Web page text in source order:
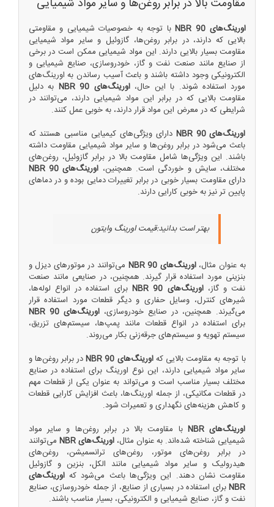
مقاومت بالا در برابر روغن‌ها و سایر مواد شیمیایی
اورینگ‌های NBR 90
با توجه به خصوصیات شیمیایی و مقاومتی
بالایی که دارند، در برابر روغن‌ها، گازوئیل و سایر مواد شیمیایی
مقاومت بسیار بالایی دارند. این مواد شیمیایی ممکن است در برخی
از صنایع مانند صنعت نفت و گاز، خودروسازی، صنایع شیمیایی و
الکترونیکی وجود داشته باشند و باعث آسیب رساندن به اورینگ‌های
مورد استفاده شوند. با این حال،اورینگ‌های NBR 90
به دلیل
مقاومت بالایی که در برابر این مواد شیمیایی دارند، می‌توانند در
شرایطی که در معرض این مواد قرار دارند، به خوبی عمل کنند.
اورینگ‌های NBR 90
دارای ویژگی‌های کیمیایی مناسبی هستند که
باعث می‌شود در برابر روغن‌ها و سایر مواد شیمیایی مقاومت داشته
باشند. این ویژگی‌ها شامل مقاومت بالا در برابر گازوئیل، روغن‌های
مختلف، سایش و خوردگی است. همچنین، اورینگ‌های NBR 90
دارای مقاومت بسیار خوبی در برابر تغییرات دمایی بوده و در دماهای
پایین تر نیز به خوبی کارایی دارند.
بهتر است بدانید:قیمت اورینگ وایتون
به عنوان مثال،اورینگ‌های NBR 90
می‌توانند در موتورهای دیزل و
بنزینی مورد استفاده قرار گیرند. همچنین، در صنایعی مانند صنعت
نفت و گاز، اورینگ‌های NBR 90
برای استفاده در انواع لوله‌ها،
شیرهای کنترل، وسایل حفاری و دیگر قطعات مورد استفاده قرار
می‌گیرند. همچنین، در صنایع خودروسازی،اورینگ‌های NBR 90
برای استفاده در انواع قطعات مانند پمپ‌ها، سیستم‌های تزریق،
سیستم تهویه و سیستم‌های جرقه‌زنی بکار می‌روند.
با توجه به مقاومت بالایی کهاورینگ‌های NBR 90
در برابر روغن‌ها و
سایر مواد شیمیایی دارند، این نوع اورینگ برای استفاده در صنایع
مختلف بسیار مناسب است و می‌تواند به عنوان یکی از قطعات مهم
در قطعات مکانیکی، از جمله اورینگ‌ها، باعث افزایش کارایی قطعات
و کاهش هزینه‌های نگهداری و تعمیرات شود.
اورینگ‌های NBR
با مقاومت بالا در برابر روغن‌ها و سایر مواد
شیمیایی شناخته شده‌اند. به عنوان مثال،اورینگ‌های NBR
می‌توانند
در برابر روغن‌های موتور، روغن‌های ترانسمیشن، روغن‌های
هیدرولیک و سایر مواد شیمیایی مانند الکل، بنزین و گازوئیل
مقاومت نشان دهند. این ویژگی‌ها باعث می‌شود کهاورینگ‌های
NBRبرای استفاده در بسیاری از صنایع، از جمله خودروسازی، صنایع
نفت و گاز، صنایع شیمیایی و الکترونیکی، بسیار مناسب باشند.